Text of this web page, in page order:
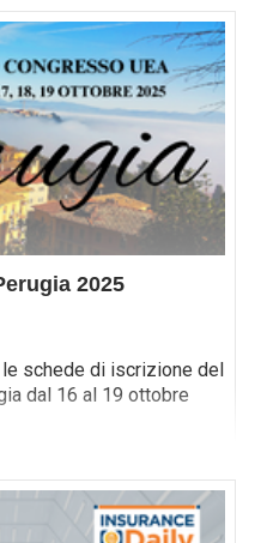
2025
schede di iscrizione del
dal 16 al 19 ottobre